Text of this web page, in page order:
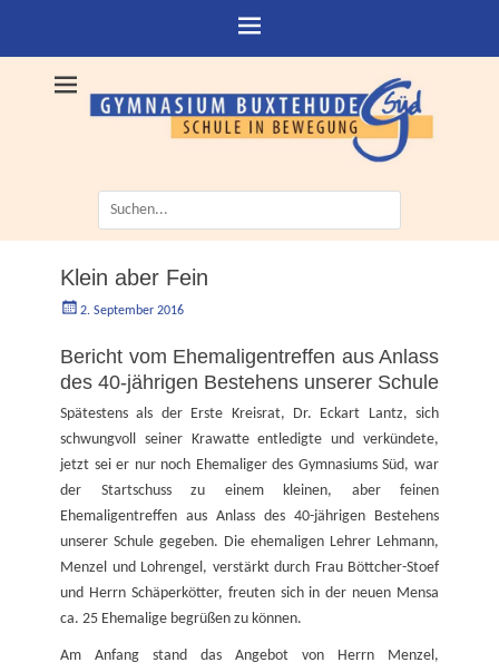
Suche
nach:
Klein aber Fein
Geschrieben
2. September 2016
Bericht vom Ehemaligentreffen aus Anlass
des 40-jährigen Bestehens unserer Schule
Spätestens als der Erste Kreisrat, Dr. Eckart Lantz, sich
schwungvoll seiner Krawatte entledigte und verkündete,
jetzt sei er nur noch Ehemaliger des Gymnasiums Süd, war
der Startschuss zu einem kleinen, aber feinen
Ehemaligentreffen aus Anlass des 40-jährigen Bestehens
unserer Schule gegeben. Die ehemaligen Lehrer Lehmann,
Menzel und Lohrengel, verstärkt durch Frau Böttcher-Stoef
und Herrn Schäperkötter, freuten sich in der neuen Mensa
ca. 25 Ehemalige begrüßen zu können.
Am Anfang stand das Angebot von Herrn Menzel,